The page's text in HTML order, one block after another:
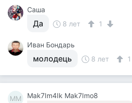
Саша
Да 8 лет 1
Иван Бондарь
молодець 8 лет 1
MM Mak7Im4Ik Mak7Imo8